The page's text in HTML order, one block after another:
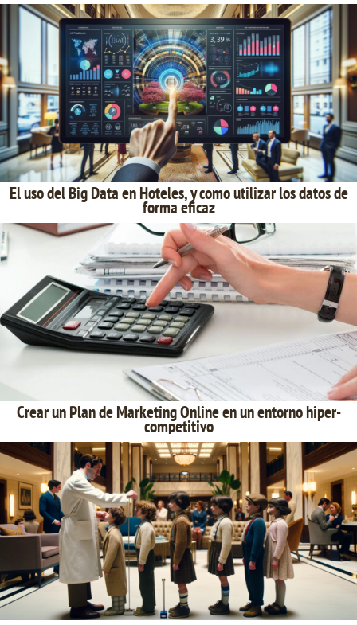
El uso del Big Data en Hoteles, y como utilizar los datos de
forma eficaz
Crear un Plan de Marketing Online en un entorno hiper-
competitivo